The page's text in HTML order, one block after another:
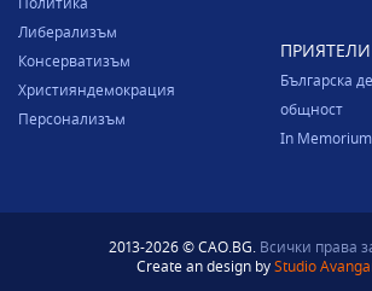
Либерализъм
Консерватизъм
Християндемокрация
Персонализъм
ПРИЯТЕЛИ
Българска
общност
In Memorium
2013-2026 © CAO.BG. Всички права
Create an design byStudio